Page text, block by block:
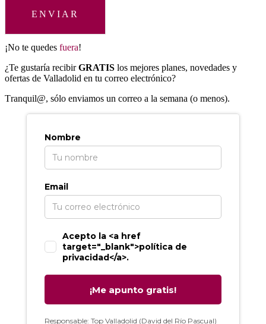
ENVIAR
¡No te quedes fuera!
¿Te gustaría recibirGRATIS los mejores planes, novedades y
ofertas de Valladolid en tu correo electrónico?
Tranquil@, sólo enviamos un correo a la semana (o menos).